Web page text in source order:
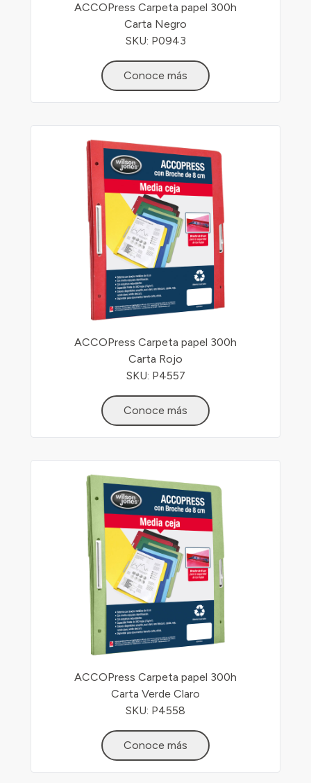
ACCOPress Carpeta papel 300h
Carta Negro
SKU: P0943
Conoce más
ACCOPress Carpeta papel 300h
Carta Rojo
SKU: P4557
Conoce más
ACCOPress Carpeta papel 300h
Carta Verde Claro
SKU: P4558
Conoce más